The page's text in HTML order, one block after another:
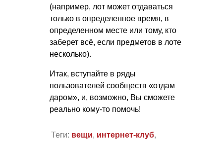
(например, лот может отдаваться
только в определенное время, в
определенном месте или тому, кто
заберет всё, если предметов в лоте
несколько).
Итак, вступайте в ряды
пользователей сообществ «отдам
даром», и, возможно, Вы сможете
реально кому-то помочь!
Теги: вещи, интернет-клуб,